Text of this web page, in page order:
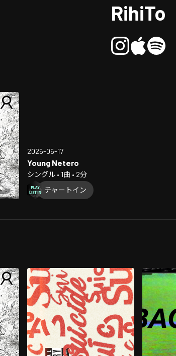
RihiTo
2026-06-17
Young Netero
シングル • 1曲 • 2分
チャートイン